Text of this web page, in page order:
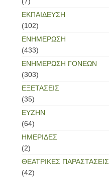
ΕΚΠΑΙΔΕΥΣΗ
(102)
ΕΝΗΜΕΡΩΣΗ
(433)
ΕΝΗΜΕΡΩΣΗ ΓΟΝΕΩΝ
(303)
ΕΞΕΤΑΣΕΙΣ
(35)
ΕΥΖΗΝ
(64)
ΗΜΕΡΙΔΕΣ
(2)
ΘΕΑΤΡΙΚΕΣ ΠΑΡΑΣΤΑΣΕΙΣ
(42)